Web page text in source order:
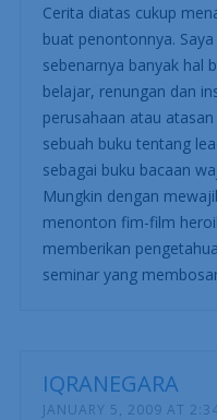
Cerita diatas cukup
buat penontonnya.
sebenarnya banyak hal
belajar, renungan dan
perusahaan atau
sebuah buku tentang
sebagai buku bacaan
Mungkin dengan
menonton fim-film
memberikan
seminar yang
IQRANEGARA
JANUARY 5, 2009 AT